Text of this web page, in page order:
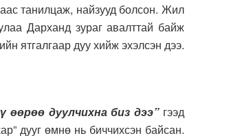
танилцаж, найзууд болсон. Жил
Дарханд зураг авалттай байж
ятгалгаар дуу хийж эхэлсэн дээ.
дуулчихна биз дээ” гээд
дууг өмнө нь биччихсэн байсан.